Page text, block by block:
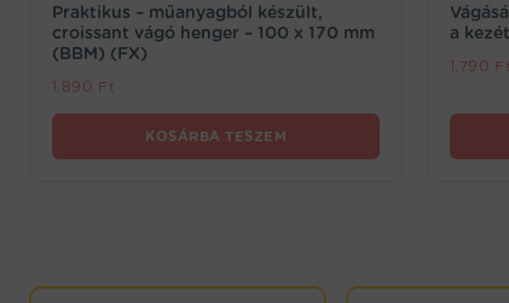
Praktikus – műanyagból készült,
croissant vágó henger – 100 x 170 mm
(BBM) (FX)
1.890 Ft
KOSÁRBA TESZEM
a
1.790 Ft